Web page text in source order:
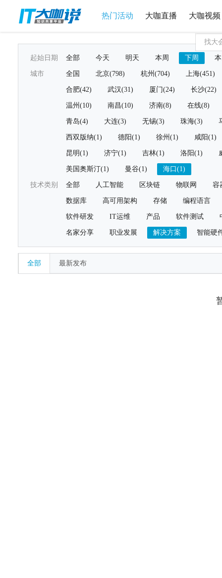
热门活动 大咖直播 大咖视频
起始日期 全部 今天 明天 本周 下周
城市 全国 北京(798) 杭州(704) 上海(451)
合肥(42) 武汉(31) 厦门(24) 长沙(22)
温州(10) 南昌(10) 济南(8) 在线(8)
青岛(4) 大连(3) 无锡(3) 珠海(3)
西双版纳(1) 德阳(1) 徐州(1) 咸阳(1)
昆明(1) 济宁(1) 吉林(1) 洛阳(1)
美国奥斯汀(1) 曼谷(1) 海口(1)
技术类别 全部 人工智能 区块链 物联网 容
数据库 高可用架构 存储 编程语言
软件研发 IT运维 产品 软件测试
名家分享 职业发展 解决方案 智能硬
全部 最新发布